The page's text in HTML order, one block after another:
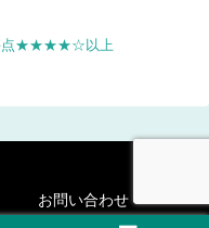
点★★★★☆以上
お問い合わせ